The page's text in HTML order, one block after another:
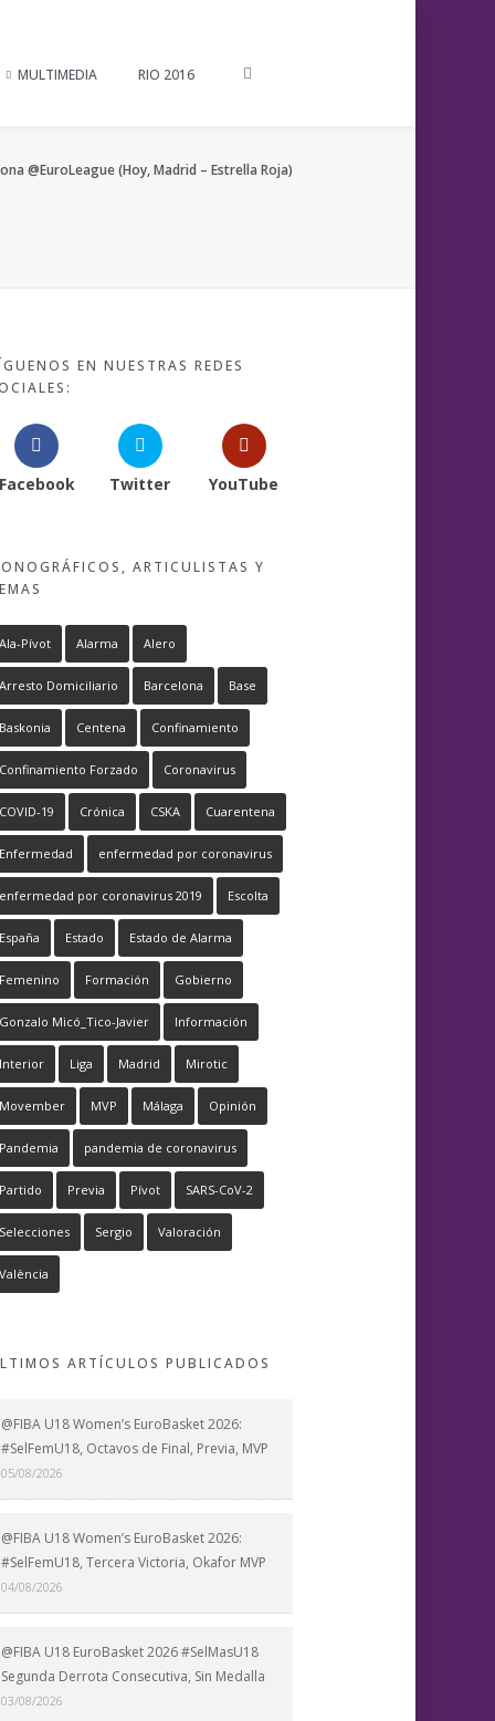
MULTIMEDIA RIO 2016
@EuroLeague (Hoy, Madrid – Estrella Roja)
EN NUESTRAS REDES
Facebook Twitter YouTube
ARTICULISTAS Y
Ala-Pívot Alarma Alero
Arresto Domiciliario Barcelona Base
Baskonia Centena Confinamiento
Confinamiento Forzado Coronavirus
COVID-19 Crónica CSKA Cuarentena
Enfermedad enfermedad por coronavirus
enfermedad por coronavirus 2019 Escolta
España Estado Estado de Alarma
Femenino Formación Gobierno
Gonzalo Micó_Tico-Javier Información
Interior Liga Madrid Mirotic
Movember MVP Málaga Opinión
Pandemia pandemia de coronavirus
Partido Previa Pívot SARS-CoV-2
Selecciones Sergio Valoración
València
ARTÍCULOS PUBLICADOS
@FIBA U18 Women’s EuroBasket 2026:
#SelFemU18, Octavos de Final, Previa, MVP
05/08/2026
@FIBA U18 Women’s EuroBasket 2026:
#SelFemU18, Tercera Victoria, Okafor MVP
04/08/2026
@FIBA U18 EuroBasket 2026 #SelMasU18
Segunda Derrota Consecutiva, Sin Medalla
03/08/2026